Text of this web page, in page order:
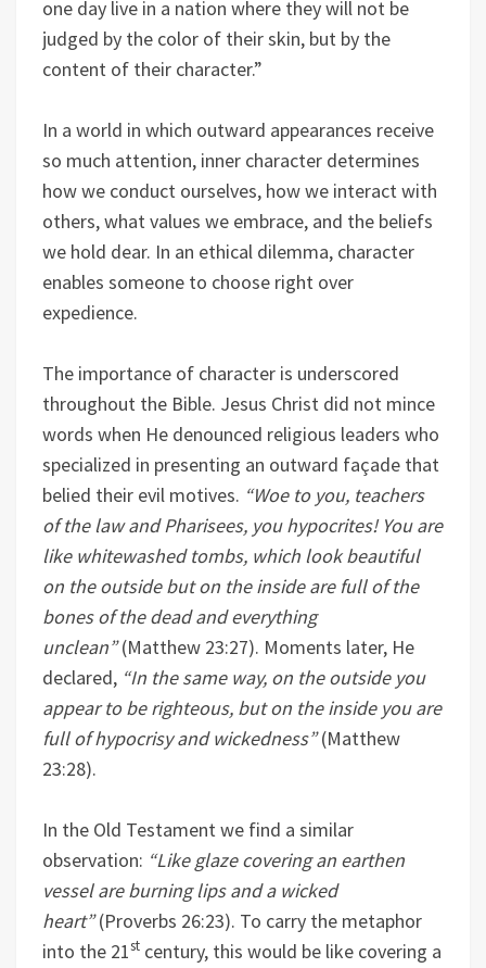
one day live in a nation where they will not be
judged by the color of their skin, but by the
content of their character.”
In a world in which outward appearances receive
so much attention, inner character determines
how we conduct ourselves, how we interact with
others, what values we embrace, and the beliefs
we hold dear. In an ethical dilemma, character
enables someone to choose right over
expedience.
The importance of character is underscored
throughout the Bible. Jesus Christ did not mince
words when He denounced religious leaders who
specialized in presenting an outward façade that
belied their evil motives. “Woe to you, teachers
of the law and Pharisees, you hypocrites! You are
like whitewashed tombs, which look beautiful
on the outside but on the inside are full of the
bones of the dead and everything
unclean”(Matthew 23:27). Moments later, He
declared, “In the same way, on the outside you
appear to be righteous, but on the inside you are
full of hypocrisy and wickedness”(Matthew
23:28).
In the Old Testament we find a similar
observation: “Like glaze covering an earthen
vessel are burning lips and a wicked
heart”(Proverbs 26:23). To carry the metaphor
into the 21st century, this would be like covering a